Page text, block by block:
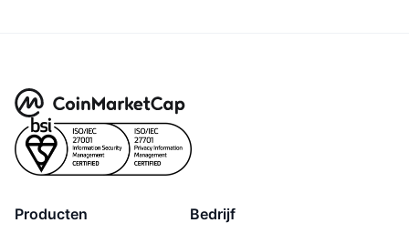
Producten Bedrijf